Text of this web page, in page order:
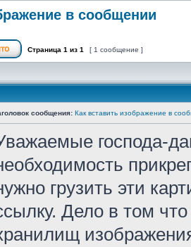
в сообщении
Страница 1 из 1 [ 1 сообщение ]
сообщения: Как вставить изображение в
господа-
грузить эти
Дело в том